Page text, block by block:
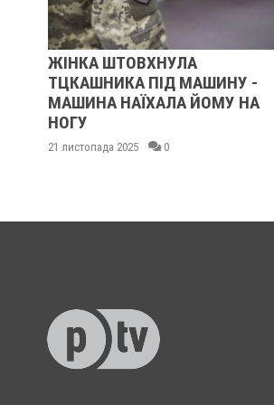
ЖІНКА ШТОВХНУЛА
ТЦКАШНИКА ПІД МАШИНУ -
МАШИНА НАЇХАЛА ЙОМУ НА
НОГУ
21 листопада 2025 0